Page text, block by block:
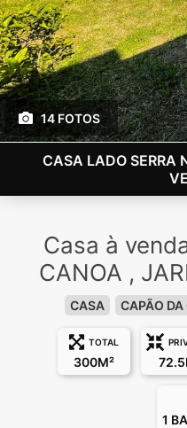
14 FOTOS
CASA LADO SERRA
Casa à
CANOA ,
CASA CAPÃO DA
TOTAL
300M²
1